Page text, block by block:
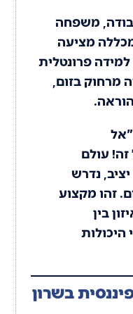
משפחה
מציעה
פרונטלית
מרחוק בזום,
עולם
נדרש
זהו מקצוע
בין
היכולות
בשרון